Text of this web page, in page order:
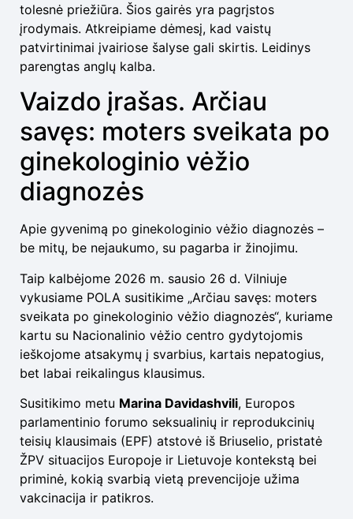
tolesnė priežiūra. Šios gairės yra pagrįstos
įrodymais. Atkreipiame dėmesį, kad vaistų
patvirtinimai įvairiose šalyse gali skirtis. Leidinys
parengtas anglų kalba.
Vaizdo įrašas. Arčiau
savęs: moters sveikata po
ginekologinio vėžio
diagnozės
Apie gyvenimą po ginekologinio vėžio diagnozės –
be mitų, be nejaukumo, su pagarba ir žinojimu.
Taip kalbėjome 2026 m. sausio 26 d. Vilniuje
vykusiame POLA susitikime „Arčiau savęs: moters
sveikata po ginekologinio vėžio diagnozės“, kuriame
kartu su Nacionalinio vėžio centro gydytojomis
ieškojome atsakymų į svarbius, kartais nepatogius,
bet labai reikalingus klausimus.
Susitikimo metu Marina Davidashvili, Europos
parlamentinio forumo seksualinių ir reprodukcinių
teisių klausimais (EPF) atstovė iš Briuselio, pristatė
ŽPV situacijos Europoje ir Lietuvoje kontekstą bei
priminė, kokią svarbią vietą prevencijoje užima
vakcinacija ir patikros.